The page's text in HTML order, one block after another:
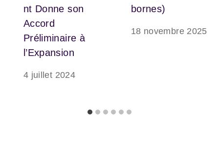
nt Donne son
Accord
Préliminaire à
l’Expansion
4 juillet 2024
bornes)
18 novembre 2025